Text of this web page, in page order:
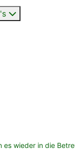
es wieder in die